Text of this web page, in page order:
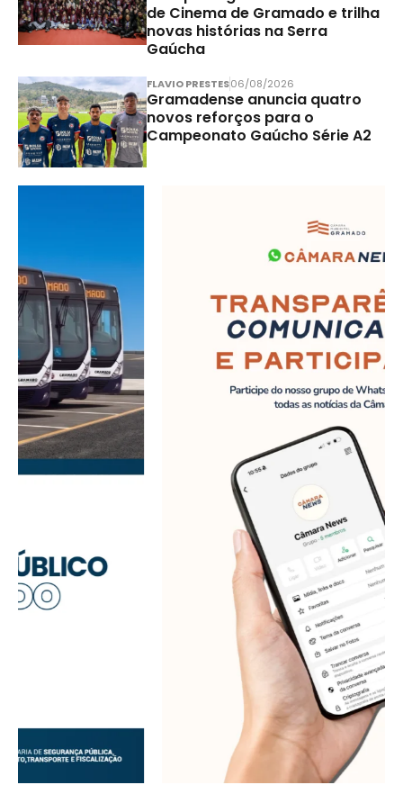
de Cinema de Gramado e trilha
novas histórias na Serra
Gaúcha
FLAVIO PRESTES06/08/2026
Gramadense anuncia quatro
novos reforços para o
Campeonato Gaúcho Série A2